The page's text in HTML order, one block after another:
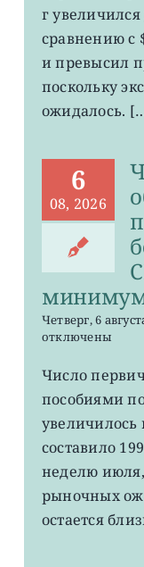
г
сравнению с
и превысил
поскольку
ожидалось.
6
08, 2026
Четверг, 6
отключены
Число
пособиями
увеличилось
составило
неделю
рыночных
остается